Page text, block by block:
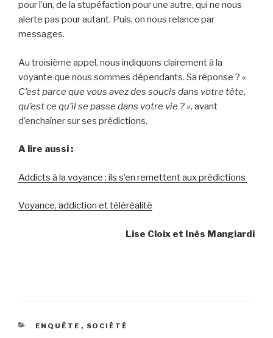
pour l’un, de la stupéfaction pour une autre, qui ne nous
alerte pas pour autant. Puis, on nous relance par
messages.
Au troisième appel, nous indiquons clairement à la
voyante que nous sommes dépendants. Sa réponse ? «
C’est parce que vous avez des soucis dans votre tête,
qu’est ce qu’il se passe dans votre vie ? », avant
d’enchaîner sur ses prédictions.
A lire aussi :
Addicts à la voyance : ils s’en remettent aux prédictions
Voyance, addiction et téléréalité
Lise Cloix et Inès Mangiardi
CATÉGORIES
ENQUÊTE , SOCIÉTÉ